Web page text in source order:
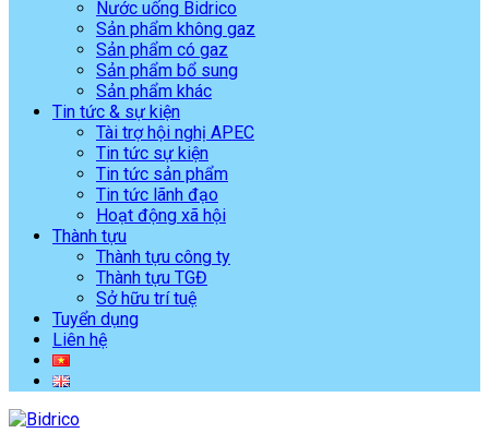
Nước uống Bidrico
Sản phẩm không gaz
Sản phẩm có gaz
Sản phẩm bổ sung
Sản phẩm khác
Tin tức & sự kiện
Tài trợ hội nghị APEC
Tin tức sự kiện
Tin tức sản phẩm
Tin tức lãnh đạo
Hoạt động xã hội
Thành tựu
Thành tựu công ty
Thành tựu TGĐ
Sở hữu trí tuệ
Tuyển dụng
Liên hệ